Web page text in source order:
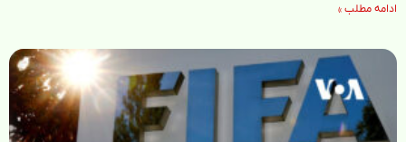
ادامه مطلب »